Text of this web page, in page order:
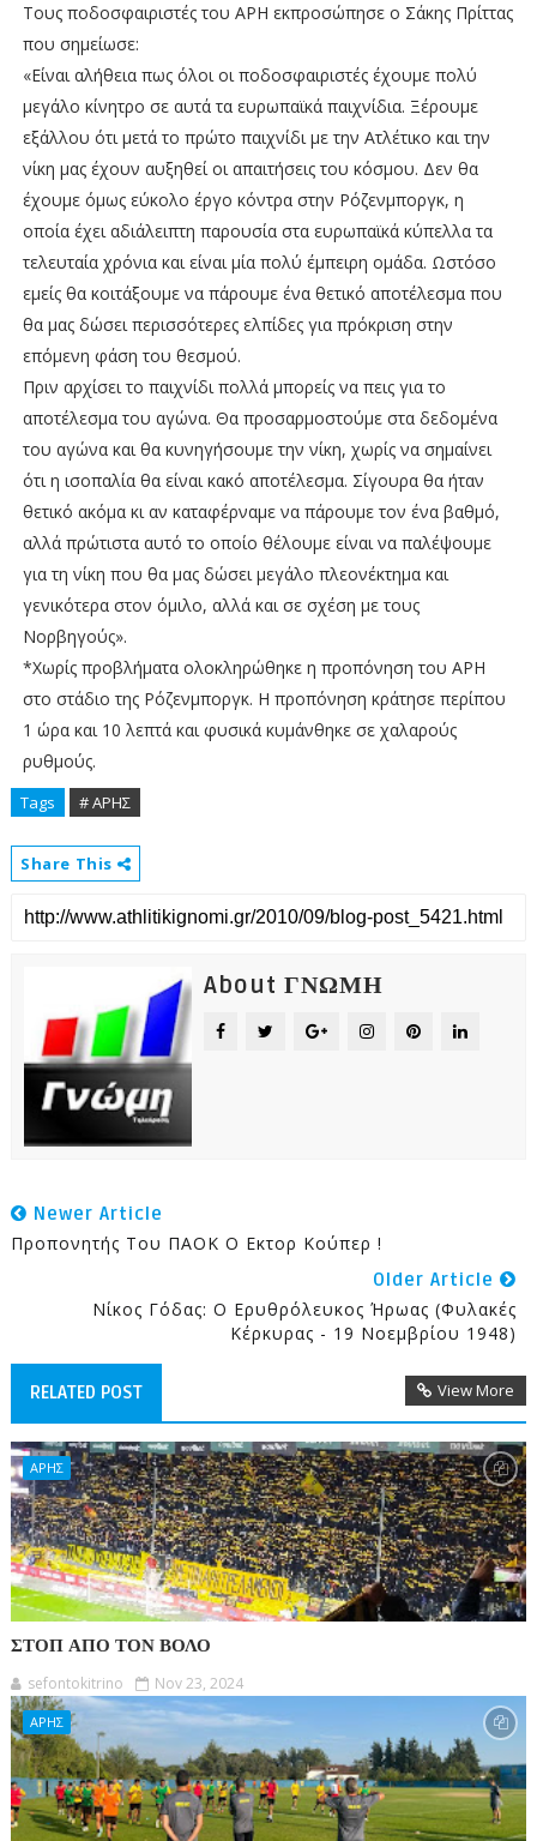
Τους ποδοσφαιριστές του ΑΡΗ εκπροσώπησε ο Σάκης Πρίττας
που σημείωσε:
«Είναι αλήθεια πως όλοι οι ποδοσφαιριστές έχουμε πολύ
μεγάλο κίνητρο σε αυτά τα ευρωπαϊκά παιχνίδια. Ξέρουμε
εξάλλου ότι μετά το πρώτο παιχνίδι με την Ατλέτικο και την
νίκη μας έχουν αυξηθεί οι απαιτήσεις του κόσμου. Δεν θα
έχουμε όμως εύκολο έργο κόντρα στην Ρόζενμποργκ, η
οποία έχει αδιάλειπτη παρουσία στα ευρωπαϊκά κύπελλα τα
τελευταία χρόνια και είναι μία πολύ έμπειρη ομάδα. Ωστόσο
εμείς θα κοιτάξουμε να πάρουμε ένα θετικό αποτέλεσμα που
θα μας δώσει περισσότερες ελπίδες για πρόκριση στην
επόμενη φάση του θεσμού.
Πριν αρχίσει το παιχνίδι πολλά μπορείς να πεις για το
αποτέλεσμα του αγώνα. Θα προσαρμοστούμε στα δεδομένα
του αγώνα και θα κυνηγήσουμε την νίκη, χωρίς να σημαίνει
ότι η ισοπαλία θα είναι κακό αποτέλεσμα. Σίγουρα θα ήταν
θετικό ακόμα κι αν καταφέρναμε να πάρουμε τον ένα βαθμό,
αλλά πρώτιστα αυτό το οποίο θέλουμε είναι να παλέψουμε
για τη νίκη που θα μας δώσει μεγάλο πλεονέκτημα και
γενικότερα στον όμιλο, αλλά και σε σχέση με τους
Νορβηγούς».
*Χωρίς προβλήματα ολοκληρώθηκε η προπόνηση του ΑΡΗ
στο στάδιο της Ρόζενμποργκ. Η προπόνηση κράτησε περίπου
1 ώρα και 10 λεπτά και φυσικά κυμάνθηκε σε χαλαρούς
ρυθμούς.
Tags # ΑΡΗΣ
Share This
About ΓΝΩΜΗ
Newer Article
Προπονητής Του ΠΑΟΚ Ο Εκτορ Κούπερ !
Older Article
Νίκος Γόδας: Ο Ερυθρόλευκος Ήρωας (Φυλακές
Κέρκυρας - 19 Νοεμβρίου 1948)
RELATED POST View More
ΑΡΗΣ
ΣΤΟΠ ΑΠΟ ΤΟΝ ΒΟΛΟ
sefontokitrino Nov 23, 2024
ΑΡΗΣ